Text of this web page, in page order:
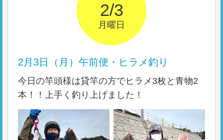
2/3
月曜日
2月3日（月）午前便・ヒラメ釣り
今日の竿頭様は貸竿の方でヒラメ3枚と青物2
本！！上手く釣り上げました！